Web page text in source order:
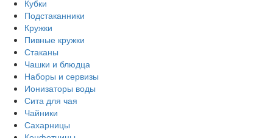
Кубки
Подстаканники
Кружки
Пивные кружки
Стаканы
Чашки и блюдца
Наборы и сервизы
Ионизаторы воды
Сита для чая
Чайники
Сахарницы